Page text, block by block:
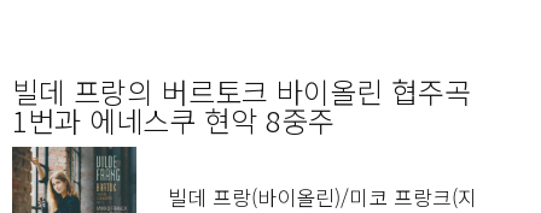
빌데 프랑의 버르토크 바이올린 협주곡
1번과 에네스쿠 현악 8중주
빌데 프랑(바이올린)/미코 프랑크(지